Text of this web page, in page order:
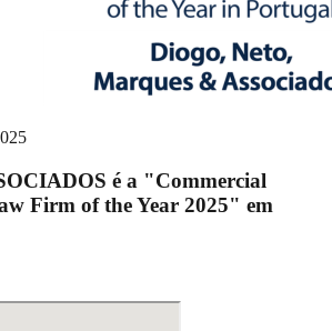
é a "Commercial
Firm of the Year 2025" em